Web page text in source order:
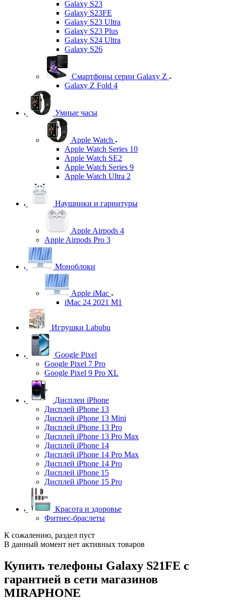
Galaxy S23
Galaxy S23FE
Galaxy S23 Ultra
Galaxy S23 Plus
Galaxy S24 Ultra
Galaxy S26
Смартфоны серии Galaxy Z
Galaxy Z Fold 4
Умные часы
Apple Watch
Apple Watch Series 10
Apple Watch SE2
Apple Watch Series 9
Apple Watch Ultra 2
Наушники и гарнитуры
Apple Airpods 4
Apple Airpods Pro 3
Моноблоки
Apple iMac
iMac 24 2021 M1
Игрушки Labubu
Google Pixel
Google Pixel 7 Pro
Google Pixel 9 Pro XL
Дисплеи iPhone
Дисплей iPhone 13
Дисплей iPhone 13 Mini
Дисплей iPhone 13 Pro
Дисплей iPhone 13 Pro Max
Дисплей iPhone 14
Дисплей iPhone 14 Pro Max
Дисплей iPhone 14 Pro
Дисплей iPhone 15
Дисплей iPhone 15 Pro
Красота и здоровье
Фитнес-браслеты
К сожалению, раздел пуст
В данный момент нет активных товаров
Купить телефоны Galaxy S21FE с
гарантией в сети магазинов
MIRAPHONE